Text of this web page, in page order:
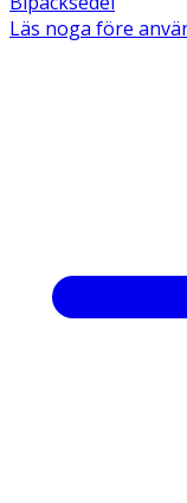
Läs noga före